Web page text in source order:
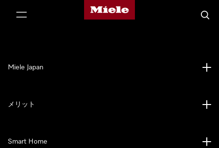
Mieleのホームページ
検索
Miele Japan
メリット
Smart Home